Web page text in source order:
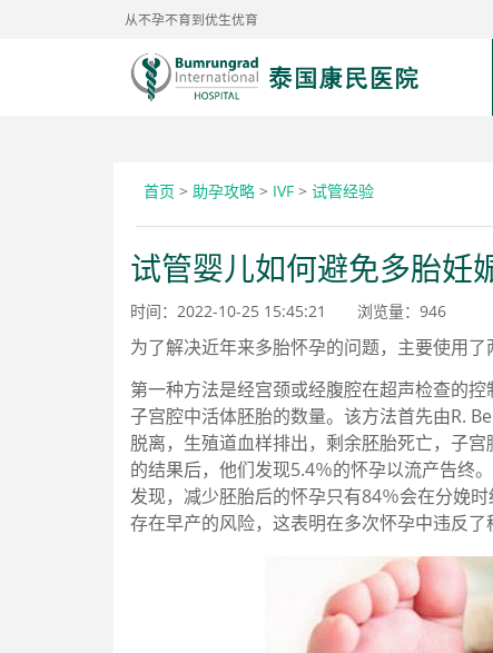
从不孕不育到优生优育
首页 > 助孕攻略 > IVF > 试管经验
试管婴儿如何避免多胎妊
时间：2022-10-25 15:45:21 浏览量： 946
为了解决近年来多胎怀孕的问题，主要使用
第一种方法是经宫颈或经腹腔在超声检查的
子宫腔中活体胚胎的数量。该方法首先由R.
脱离，生殖道血样排出，剩余胚胎死亡，子
的结果后，他们发现5.4％的怀孕以流产告终
发现，减少胚胎后的怀孕只有84％会在分娩
存在早产的风险，这表明在多次怀孕中违反了